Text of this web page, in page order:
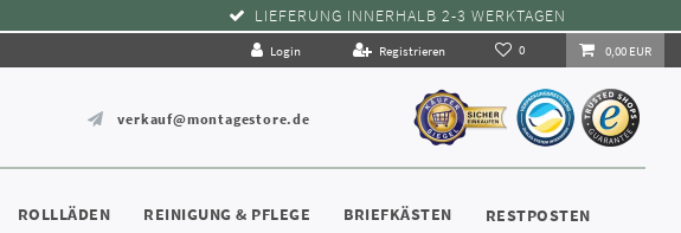
LIEFERUNG INNERHALB 2-3 WERKTAGEN
Login Registrieren 0 0,00 EUR
verkauf@montagestore.de
ROLLLÄDEN REINIGUNG & PFLEGE BRIEFKÄSTEN RESTPOSTEN